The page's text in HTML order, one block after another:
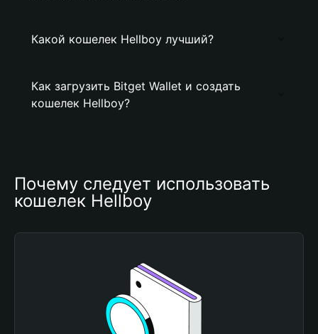
Какой кошелек Hellboy лучший?
Как загрузить Bitget Wallet и создать
кошелек Hellboy?
Почему следует использовать
кошелек Hellboy